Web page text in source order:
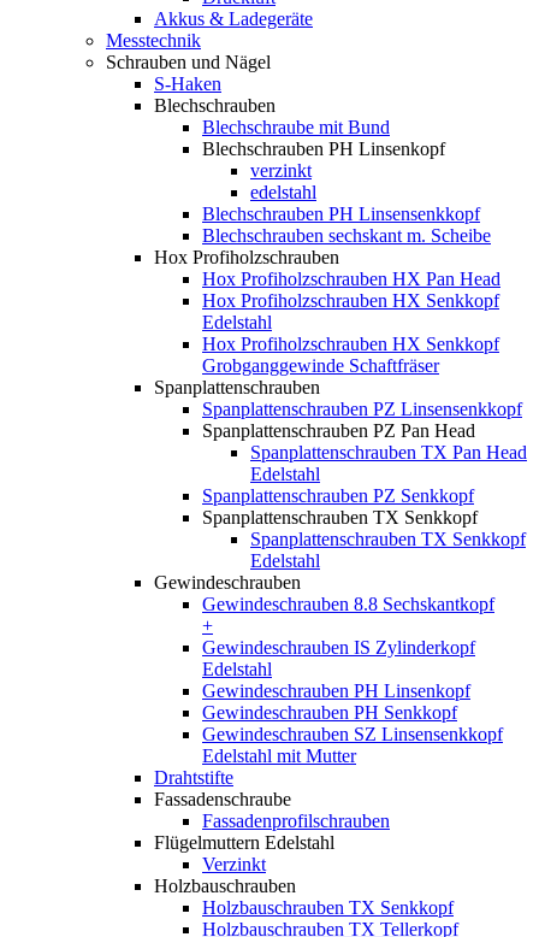
Akkus & Ladegeräte
Messtechnik
Schrauben und Nägel
S-Haken
Blechschrauben
Blechschraube mit Bund
Blechschrauben PH Linsenkopf
verzinkt
edelstahl
Blechschrauben PH Linsensenkkopf
Blechschrauben sechskant m. Scheibe
Hox Profiholzschrauben
Hox Profiholzschrauben HX Pan Head
Hox Profiholzschrauben HX Senkkopf
Edelstahl
Hox Profiholzschrauben HX Senkkopf
Grobganggewinde Schaftfräser
Spanplattenschrauben
Spanplattenschrauben PZ Linsensenkkopf
Spanplattenschrauben PZ Pan Head
Spanplattenschrauben TX Pan Head
Edelstahl
Spanplattenschrauben PZ Senkkopf
Spanplattenschrauben TX Senkkopf
Spanplattenschrauben TX Senkkopf
Edelstahl
Gewindeschrauben
Gewindeschrauben 8.8 Sechskantkopf
+
Gewindeschrauben IS Zylinderkopf
Edelstahl
Gewindeschrauben PH Linsenkopf
Gewindeschrauben PH Senkkopf
Gewindeschrauben SZ Linsensenkkopf
Edelstahl mit Mutter
Drahtstifte
Fassadenschraube
Fassadenprofilschrauben
Flügelmuttern Edelstahl
Verzinkt
Holzbauschrauben
Holzbauschrauben TX Senkkopf
Holzbauschrauben TX Tellerkopf